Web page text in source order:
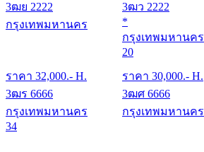
3ฒย 2222
กรุงเทพมหานคร
ราคา 32,000.- H.
3ฒว 2222
*
กรุงเทพมหานคร
20
ราคา 30,000.- H.
3ฒร 6666
กรุงเทพมหานคร
34
3ฒศ 6666
กรุงเทพมหานคร